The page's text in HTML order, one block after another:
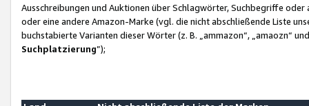
Ausschreibungen und Auktionen über Schlagwörter, Suchbegriffe
oder eine andere Amazon-Marke (vgl. die nicht abschließende Liste
buchstabierte Varianten dieser Wörter (z. B. „ammazon“, „amaozn“
Suchplatzierung”);